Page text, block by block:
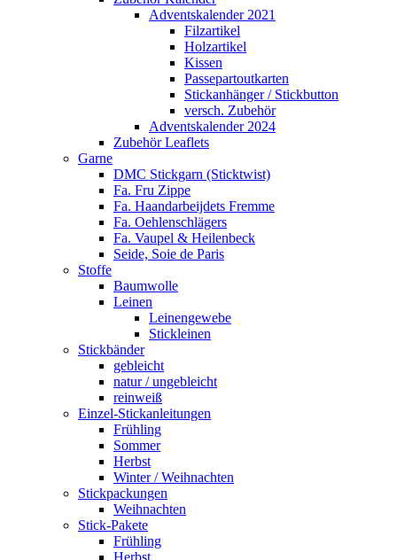
Adventskalender 2021
Filzartikel
Holzartikel
Kissen
Passepartoutkarten
Stickanhänger / Stickbutton
versch. Zubehör
Adventskalender 2024
Zubehör Leaflets
Garne
DMC Stickgarn (Sticktwist)
Fa. Fru Zippe
Fa. Haandarbeijdets Fremme
Fa. Oehlenschlägers
Fa. Vaupel & Heilenbeck
Seide, Soie de Paris
Stoffe
Baumwolle
Leinen
Leinengewebe
Stickleinen
Stickbänder
gebleicht
natur / ungebleicht
reinweiß
Einzel-Stickanleitungen
Frühling
Sommer
Herbst
Winter / Weihnachten
Stickpackungen
Weihnachten
Stick-Pakete
Frühling
Herbst